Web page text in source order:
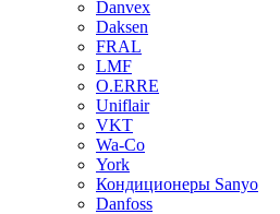
Danvex
Daksen
FRAL
LMF
O.ERRE
Uniflair
VKT
Wa-Co
York
Кондиционеры Sanyo
Danfoss